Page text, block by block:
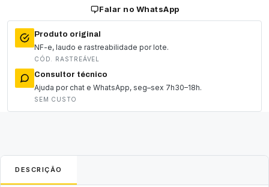
Falar no WhatsApp
Produto original
NF-e, laudo e rastreabilidade por lote.
CÓD. RASTREÁVEL
Consultor técnico
Ajuda por chat e WhatsApp, seg–sex 7h30–18h.
SEM CUSTO
DESCRIÇÃO